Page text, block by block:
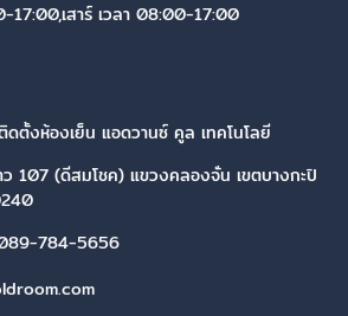
17:00,เสาร์ เวลา 08:00-17:00
ตั้งห้องเย็น แอดวานซ์ คูล เทคโนโลยี
107 (ดีสมโชค) แขวงคลองจั่น เขตบางกะปิ
784-5656